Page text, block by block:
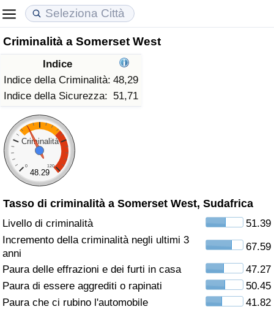
Criminalità a Somerset West
Indice
Indice della Criminalità: 48,29
Indice della Sicurezza: 51,71
Criminalità
0 120
48.29
Tasso di criminalità a Somerset West, Sudafrica
Livello di criminalità
51.39
Incremento della criminalità negli ultimi 3
anni
67.59
Paura delle effrazioni e dei furti in casa
47.27
Paura di essere aggrediti o rapinati
50.45
Paura che ci rubino l'automobile
41.82
Costo della vita
Indice Del Costo Della Vita (corrente)
Indice Del Costo Della Vita
Indice del Costo della Vita per Nazione
ad Aqaba
Prezzi degli immobili
Indice del Prezzo delle Case (Corrente)
Indice del Prezzo delle Case
Indice del Prezzo delle Case per Nazione
Qualità della Vita
Indice della Qualità della Vita
Indice della Qualità della Vita (Corrente)
Indice della qualità della vita per Paese
Criminalità
Indice del Tasso di Criminalità (Corrente)
Indice della Criminalità
Indice di criminalità per paese
Assistenza Sanitaria